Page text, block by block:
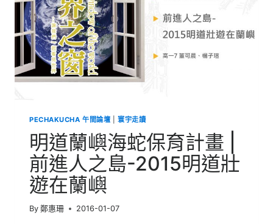
|
2015
明
道
壯
遊
在
PECHAKUCHA 午間論壇 |寰宇走讀
明道蘭嶼海蛇保育計畫 |
前進人之島-2015明道壯
遊在蘭嶼
By 鄭惠珊 2016-01-07